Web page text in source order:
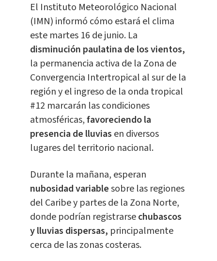
El Instituto Meteorológico Nacional
(IMN) informó cómo estará el clima
este martes 16 de junio. La
disminución paulatina de los vientos,
la permanencia activa de la Zona de
Convergencia Intertropical al sur de la
región y el ingreso de la onda tropical
#12 marcarán las condiciones
atmosféricas,favoreciendo la
presencia de lluvias en diversos
lugares del territorio nacional.
Durante la mañana, esperan
nubosidad variablesobre las regiones
del Caribe y partes de la Zona Norte,
donde podrían registrarsechubascos
y lluvias dispersas, principalmente
cerca de las zonas costeras.